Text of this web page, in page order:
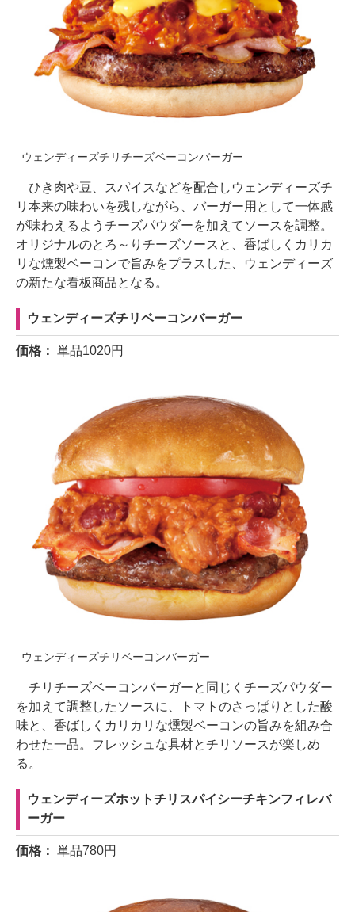
ウェンディーズチリチーズベーコンバーガー
ひき肉や豆、スパイスなどを配合しウェンディーズチ
リ本来の味わいを残しながら、バーガー用として一体感
が味わえるようチーズパウダーを加えてソースを調整。
オリジナルのとろ～りチーズソースと、香ばしくカリカ
リな燻製ベーコンで旨みをプラスした、ウェンディーズ
の新たな看板商品となる。
ウェンディーズチリベーコンバーガー
価格： 単品1020円
ウェンディーズチリベーコンバーガー
チリチーズベーコンバーガーと同じくチーズパウダー
を加えて調整したソースに、トマトのさっぱりとした酸
味と、香ばしくカリカリな燻製ベーコンの旨みを組み合
わせた一品。フレッシュな具材とチリソースが楽しめ
る。
ウェンディーズホットチリスパイシーチキンフィレバ
ーガー
価格： 単品780円